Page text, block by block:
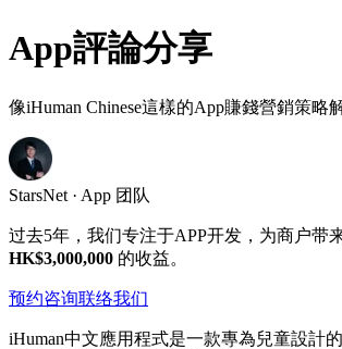
App評論分享
像iHuman Chinese這樣的App賺錢營銷策略
StarsNet · App 团队
过去5年，我们专注于APP开发，为商户带
HK$3,000,000 的收益。
预约咨询联络我们
iHuman中文應用程式是一款專為兒童設計